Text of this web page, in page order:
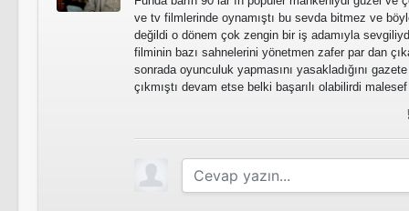
ve tv filmlerinde oynamıştı bu sevda bitmez ve
değildi o dönem çok zengin bir iş adamıyla
filminin bazı sahnelerini yönetmen zafer par dan
sonrada oyunculuk yapmasını yasakladığını
çıkmıştı devam etse belki başarılı olabilirdi